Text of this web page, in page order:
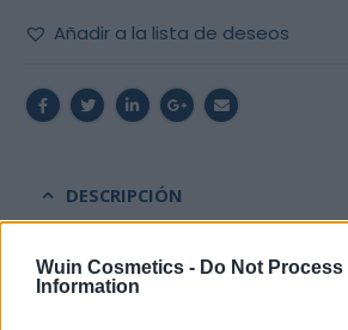
Wuin Cosmetics - Do Not Process
Information
Añadir a la lista de deseos
DESCRIPCIÓN
Elimina el adhesivo Permalashde